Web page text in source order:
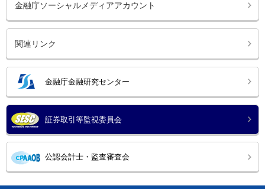
金融庁ソーシャルメディアアカウント
関連リンク
金融庁金融研究センター
証券取引等監視委員会
公認会計士・監査審査会